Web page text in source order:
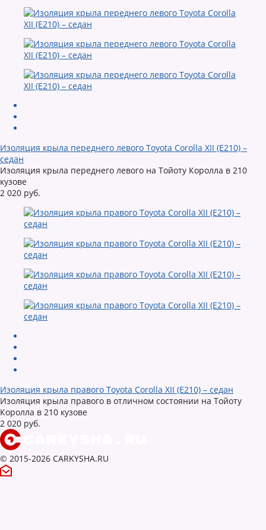
Изоляция крыла переднего левого Toyota Corolla XII (E210) –
седан
Изоляция крыла переднего левого на Тойоту Королла в 210
кузове
2 020 руб.
Изоляция крыла правого Toyota Corolla XII (E210) – седан
Изоляция крыла правого в отличном состоянии на Тойоту
Королла в 210 кузове
2 020 руб.
© 2015-2026 CARKYSHA.RU